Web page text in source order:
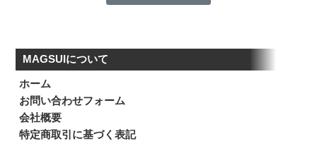
MAGSUIについて
ホーム
お問い合わせフォーム
会社概要
特定商取引に基づく表記